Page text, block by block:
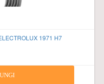
1971 H7